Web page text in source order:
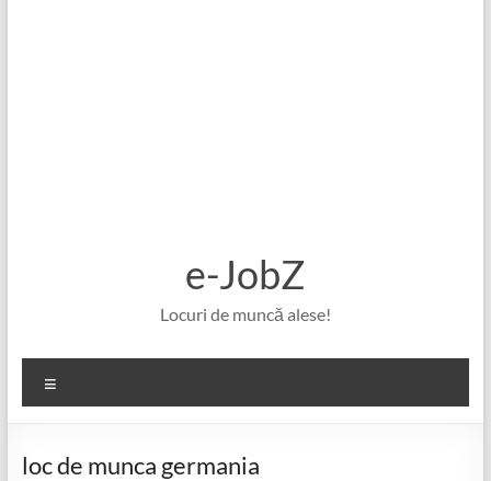
e-JobZ
Locuri de muncă alese!
loc de munca germania